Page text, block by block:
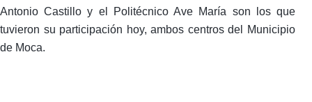
Antonio Castillo y el Politécnico Ave María son los que
tuvieron su participación hoy, ambos centros del Municipio
de Moca.